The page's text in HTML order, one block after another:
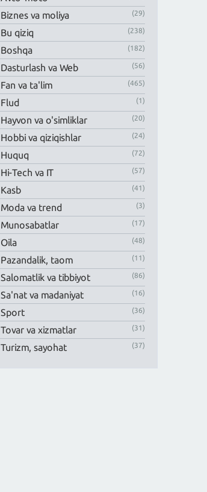
Biznes va moliya (29)
Bu qiziq (238)
Boshqa (182)
Dasturlash va Web (56)
Fan va ta'lim (465)
Flud (1)
Hayvon va o'simliklar (20)
Hobbi va qiziqishlar (24)
Huquq (72)
Hi-Tech va IT (57)
Kasb (41)
Moda va trend (3)
Munosabatlar (17)
Oila (48)
Pazandalik, taom (11)
Salomatlik va tibbiyot (86)
Sa'nat va madaniyat (16)
Sport (36)
Tovar va xizmatlar (31)
Turizm, sayohat (37)